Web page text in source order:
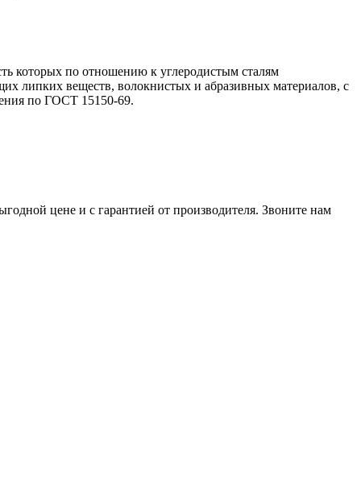
которых по отношению к углеродистым сталям
липких веществ, волокнистых и абразивных материалов, с
по ГОСТ 15150-69.
цене и с гарантией от производителя. Звоните нам